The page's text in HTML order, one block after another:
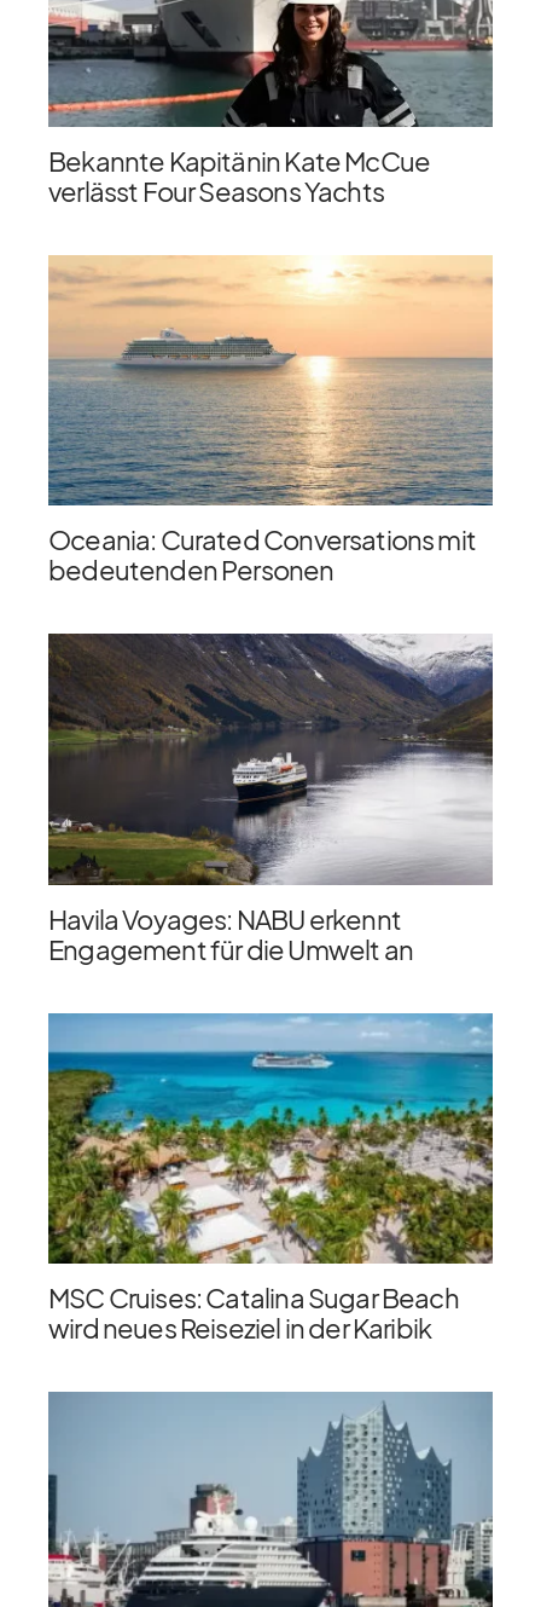
Bekannte Kapitänin Kate McCue
verlässt Four Seasons Yachts
Oceania: Curated Conversations mit
bedeutenden Personen
Havila Voyages: NABU erkennt
Engagement für die Umwelt an
MSC Cruises: Catalina Sugar Beach
wird neues Reiseziel in der Karibik